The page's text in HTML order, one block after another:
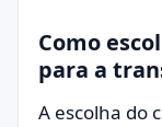
Como
para a
A escolha do